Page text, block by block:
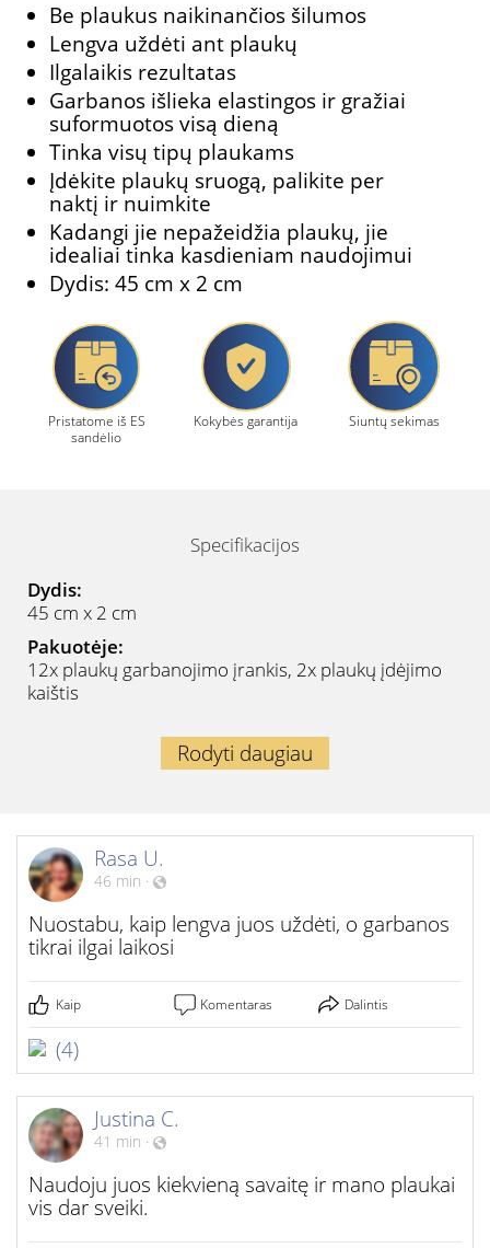
Be plaukus naikinančios šilumos
Lengva uždėti ant plaukų
Ilgalaikis rezultatas
Garbanos išlieka elastingos ir gražiai
suformuotos visą dieną
Tinka visų tipų plaukams
Įdėkite plaukų sruogą, palikite per
naktį ir nuimkite
Kadangi jie nepažeidžia plaukų, jie
idealiai tinka kasdieniam naudojimui
Dydis: 45 cm x 2 cm
Pristatome iš ES
sandėlio
Kokybės garantija Siuntų sekimas
Specifikacijos
Dydis:
45 cm x 2 cm
Pakuotėje:
12x plaukų garbanojimo įrankis, 2x plaukų įdėjimo
kaištis
Rodyti daugiau
Rasa U.
46 min ·
Nuostabu, kaip lengva juos uždėti, o garbanos
tikrai ilgai laikosi
Kaip Komentaras Dalintis
(4)
Justina C.
41 min ·
Naudoju juos kiekvieną savaitę ir mano plaukai
vis dar sveiki.